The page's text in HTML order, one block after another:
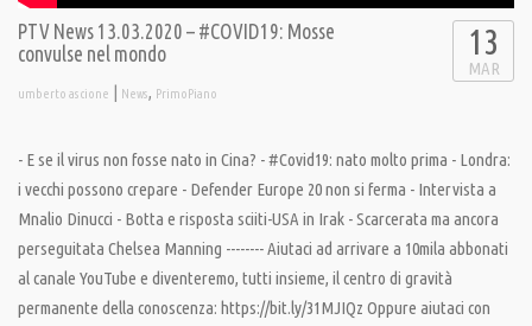
PTV News 13.03.2020 – #COVID19: Mosse
convulse nel mondo
umberto ascione | News, PrimoPiano
13
MAR
- E se il virus non fosse nato in Cina? - #Covid19: nato molto prima - Londra:
i vecchi possono crepare - Defender Europe 20 non si ferma - Intervista a
Mnalio Dinucci - Botta e risposta sciiti-USA in Irak - Scarcerata ma ancora
perseguitata Chelsea Manning -------- Aiutaci ad arrivare a 10mila abbonati
al canale YouTube e diventeremo, tutti insieme, il centro di gravità
permanente della conoscenza: https://bit.ly/31MJIQz Oppure aiutaci con